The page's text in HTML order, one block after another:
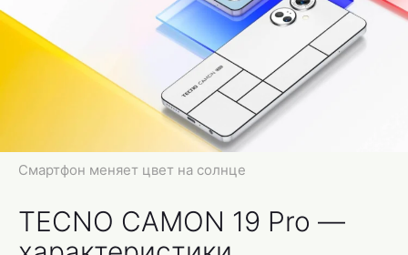
Смартфон меняет цвет на солнце
TECNO CAMON 19 Pro —